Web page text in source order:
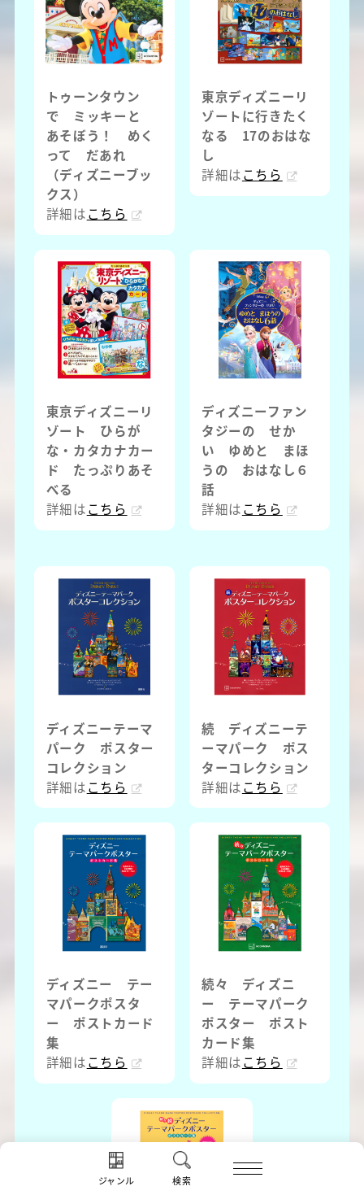
ジャンル 検索
トゥーンタウン
で ミッキーと
あそぼう！ めく
って だあれ
（ディズニーブッ
クス）
詳細はこちら
東京ディズニーリ
ゾートに行きたく
なる 17のおはな
し
詳細はこちら
東京ディズニーリ
ゾート ひらが
な・カタカナカー
ド たっぷりあそ
べる
詳細はこちら
ディズニーファン
タジーの せか
い ゆめと まほ
うの おはなし６
話
詳細はこちら
ディズニーテーマ
パーク ポスター
コレクション
詳細はこちら
続 ディズニーテ
ーマパーク ポス
ターコレクション
詳細はこちら
ディズニー テー
マパークポスタ
ー ポストカード
集
詳細はこちら
続々 ディズニ
ー テーマパーク
ポスター ポスト
カード集
詳細はこちら